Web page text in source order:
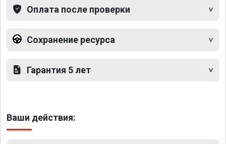
Оплата после проверки
Сохранение ресурса
Гарантия 5 лет
Ваши действия: